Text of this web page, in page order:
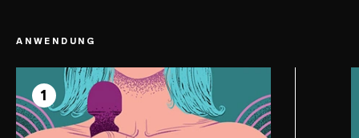
ANWENDUNG
1
SCHRITT 1
Vorbereiten